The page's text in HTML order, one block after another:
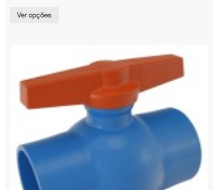
Ver opções